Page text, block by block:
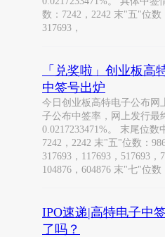
数：7242，2242 末"五"位数
317693，
「兑奖啦」创业板高
中签号出炉
今日创业板高特电子公布网
子公布中签率，网上发行最
0.0217233471%。 末尾位数
7242，2242 末"五"位数：
317693，117693，517693，
104876，604876 末"七"位数
IPO速递|高特电子中
了吗？